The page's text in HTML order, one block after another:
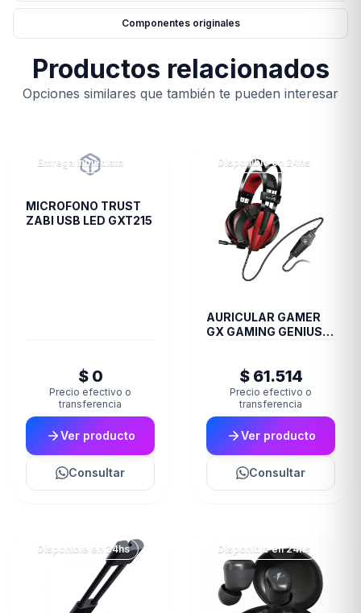
Componentes originales
Productos relacionados
Opciones similares que también te pueden interesar
Entrega inmediata
MICROFONO TRUST
ZABI USB LED GXT215
$ 0
Precio efectivo o
transferencia
Ver producto
Consultar
Disponible en 24hs
AURICULAR GAMER
GX GAMING GENIUS
$ 61.514
Precio efectivo o
transferencia
Ver producto
Consultar
Disponible en 24hs Disponible en 24hs